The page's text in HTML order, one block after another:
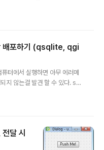
다. 예제도 만들겸 알람 프로
#include Alarm::A
: QMainWind..
포하기 (qsqlite, qgi
터에서 실행하면 아무 에러메
지 않는걸 발견 할 수 있다. sql
겠으나.. 이럴 땐 폴더를 생성
폴더를 만들고 qgif
그같다..
달 시